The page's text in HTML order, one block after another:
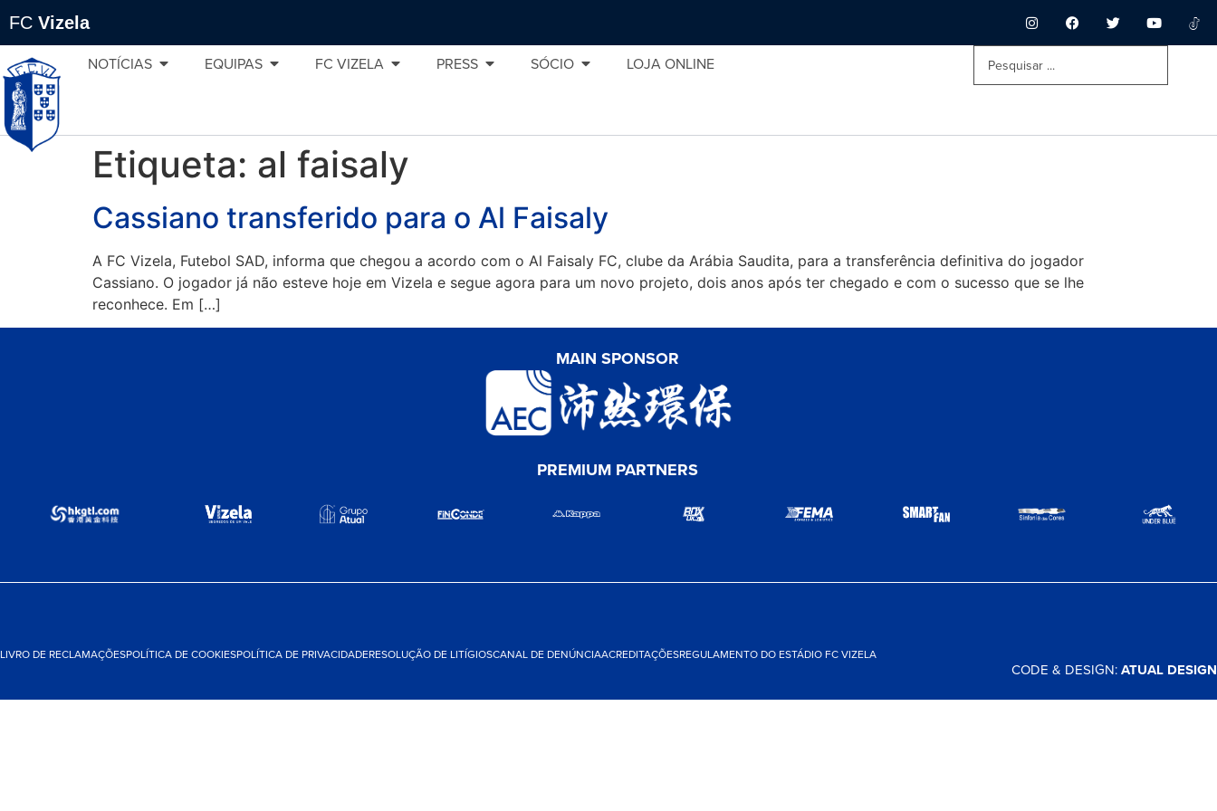
FC Vizela
NOTÍCIAS EQUIPAS FC VIZELA PRESS SÓCIO LOJA ONLINE
Etiqueta: al faisaly
Cassiano transferido para o Al Faisaly
A FC Vizela, Futebol SAD, informa que chegou a acordo com o Al Faisaly FC, clube da Arábia Saudita, para a transferência definitiva do jogador
Cassiano. O jogador já não esteve hoje em Vizela e segue agora para um novo projeto, dois anos após ter chegado e com o sucesso que se lhe
reconhece. Em […]
MAIN SPONSOR
PREMIUM PARTNERS
LIVRO DE RECLAMAÇÕESPOLÍTICA DE COOKIESPOLÍTICA DE PRIVACIDADERESOLUÇÃO DE LITÍGIOSCANAL DE DENÚNCIAACREDITAÇÕESREGULAMENTO DO ESTÁDIO FC VIZELA
CODE & DESIGN:ATUAL DESIGN